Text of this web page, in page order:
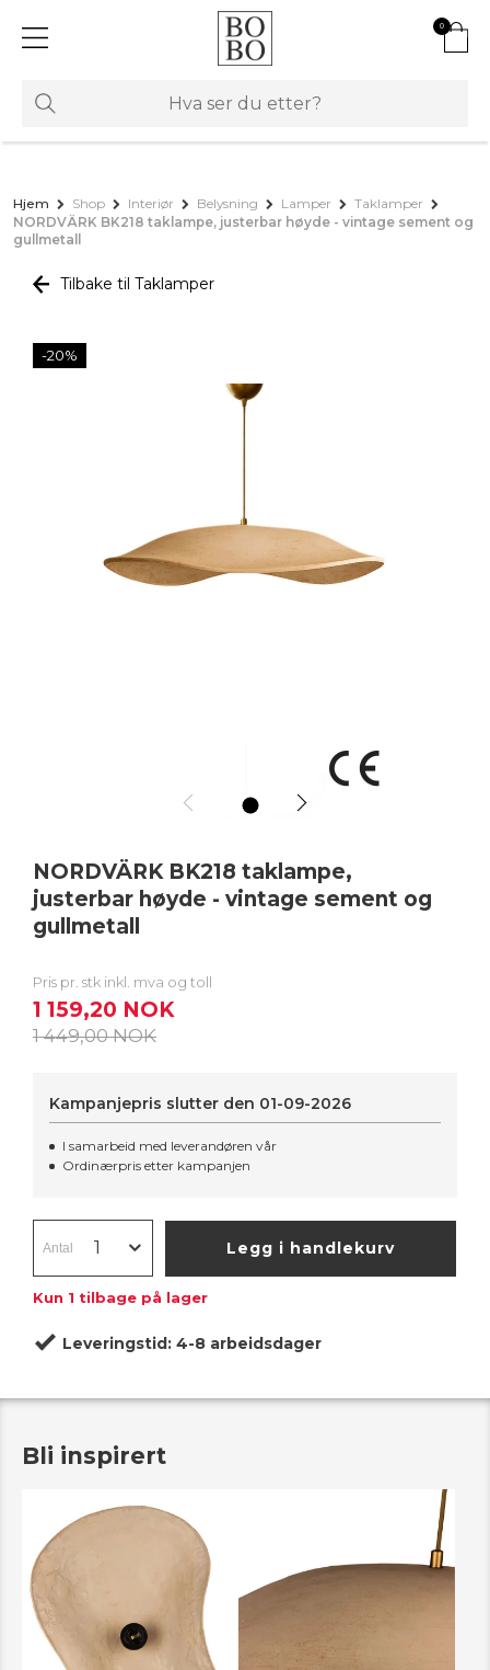
0
Hjem Shop Interiør Belysning Lamper
Taklamper
NORDVÄRK BK218 taklampe, justerbar høyde - vintage sement og
gullmetall
Tilbake til Taklamper
-20%
NORDVÄRK BK218 taklampe,
justerbar høyde - vintage sement og
gullmetall
Pris pr. stk inkl. mva og toll
1 159,20 NOK
1 449,00 NOK
Kampanjepris slutter den 01-09-2026
I samarbeid med leverandøren vår
Ordinærpris etter kampanjen
Legg i handlekurv
Kun 1 tilbage på lager
Leveringstid: 4-8 arbeidsdager
Bli inspirert